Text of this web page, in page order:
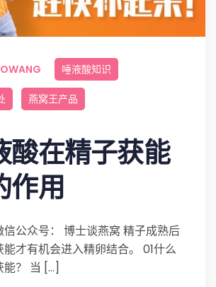
唾液酸知识
燕窝王产品
酸在精子获能
作用
信公众号： 博士谈燕窝 精子成熟后
才有机会进入精卵结合。 01什么
能？ 当 […]